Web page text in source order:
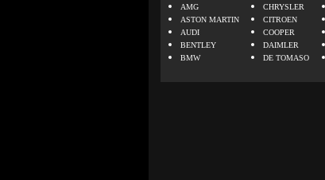
AMG
ASTON MARTIN
AUDI
BENTLEY
BMW
CHRYSLER
CITROEN
COOPER
DAIMLER
DE TOMASO